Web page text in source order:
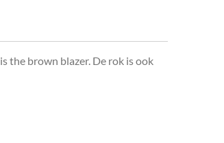
the brown blazer. De rok is ook